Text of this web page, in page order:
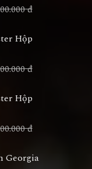
đ
Hộp
đ
Hộp
đ
Georgia